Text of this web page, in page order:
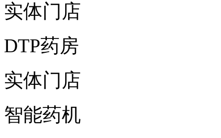
实体门店
DTP药房
实体门店
智能药机